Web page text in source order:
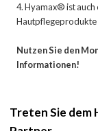
4. Hyamax® ist
Hautpflegeprodukte
Nutzen Sie den
Informationen!
Treten Sie dem